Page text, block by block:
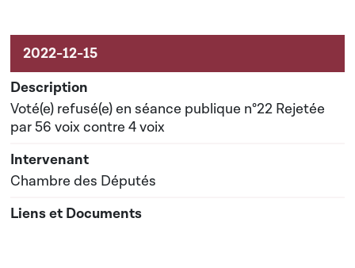
Voté(e) refusé(e) en séance publique n°22 Rejetée
par 56 voix contre 4 voix
Chambre des Députés